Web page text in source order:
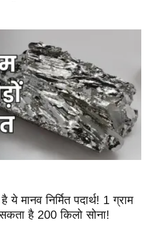
मानव निर्मित पदार्थ! 1 ग्राम
है 200 किलो सोना!